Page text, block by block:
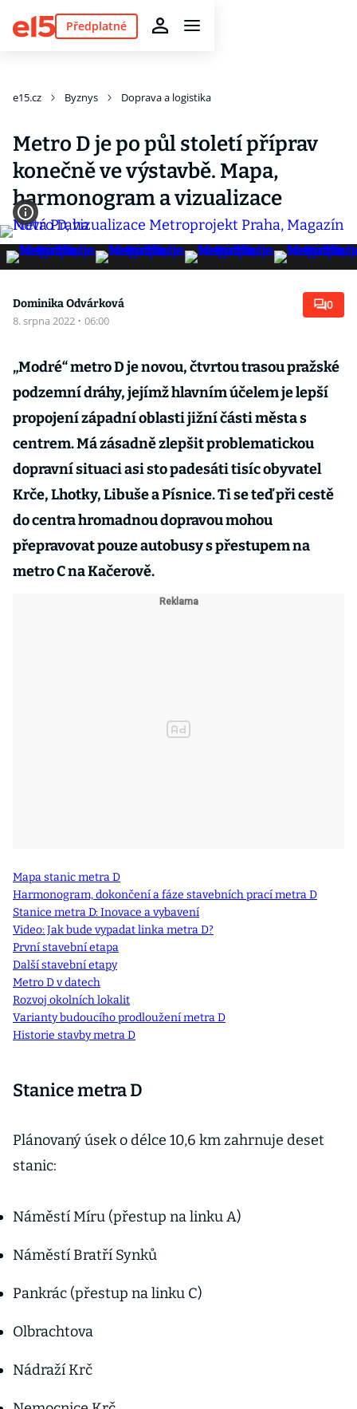
Předplatné
e15.cz Byznys Doprava a logistika
Metro D je po půl století příprav
konečně ve výstavbě. Mapa,
harmonogram a vizualizace
Dominika Odvárková
8. srpna 2022 · 06:00
0
„Modré“ metro D je novou, čtvrtou trasou pražské
podzemní dráhy, jejímž hlavním účelem je lepší
propojení západní oblasti jižní části města s
centrem. Má zásadně zlepšit problematickou
dopravní situaci asi sto padesáti tisíc obyvatel
Krče, Lhotky, Libuše a Písnice. Ti se teď při cestě
do centra hromadnou dopravou mohou
přepravovat pouze autobusy s přestupem na
metro C na Kačerově.
Mapa stanic metra D
Harmonogram, dokončení a fáze stavebních prací metra D
Stanice metra D: Inovace a vybavení
Video: Jak bude vypadat linka metra D?
První stavební etapa
Další stavební etapy
Metro D v datech
Rozvoj okolních lokalit
Varianty budoucího prodloužení metra D
Historie stavby metra D
Stanice metra D
Plánovaný úsek o délce 10,6 km zahrnuje deset
stanic:
Náměstí Míru (přestup na linku A)
Náměstí Bratří Synků
Pankrác (přestup na linku C)
Olbrachtova
Nádraží Krč